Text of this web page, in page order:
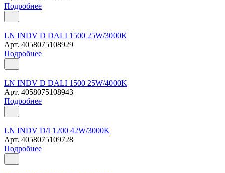
Подробнее
LN INDV D DALI 1500 25W/3000K
Арт. 4058075108929
Подробнее
LN INDV D DALI 1500 25W/4000K
Арт. 4058075108943
Подробнее
LN INDV D/I 1200 42W/3000K
Арт. 4058075109728
Подробнее